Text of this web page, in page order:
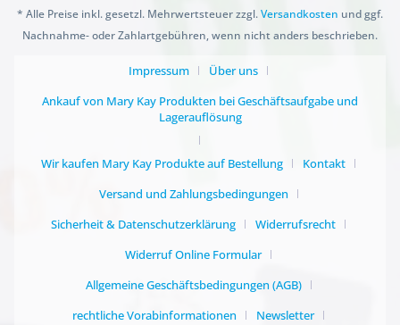
* Alle Preise inkl. gesetzl. Mehrwertsteuer zzgl.Versandkosten und ggf.
Nachnahme- oder Zahlartgebühren, wenn nicht anders beschrieben.
Impressum
Über uns
Ankauf von Mary Kay Produkten bei Geschäftsaufgabe und
Lagerauflösung
Wir kaufen Mary Kay Produkte auf Bestellung
Kontakt
Versand und Zahlungsbedingungen
Sicherheit & Datenschutzerklärung
Widerrufsrecht
Widerruf Online Formular
Allgemeine Geschäftsbedingungen (AGB)
rechtliche Vorabinformationen
Newsletter